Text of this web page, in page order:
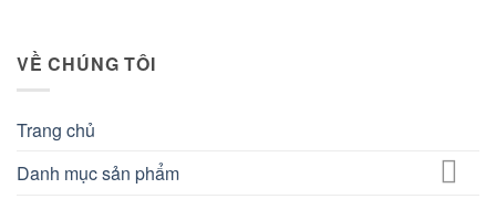
VỀ CHÚNG TÔI
Trang chủ
Danh mục sản phẩm